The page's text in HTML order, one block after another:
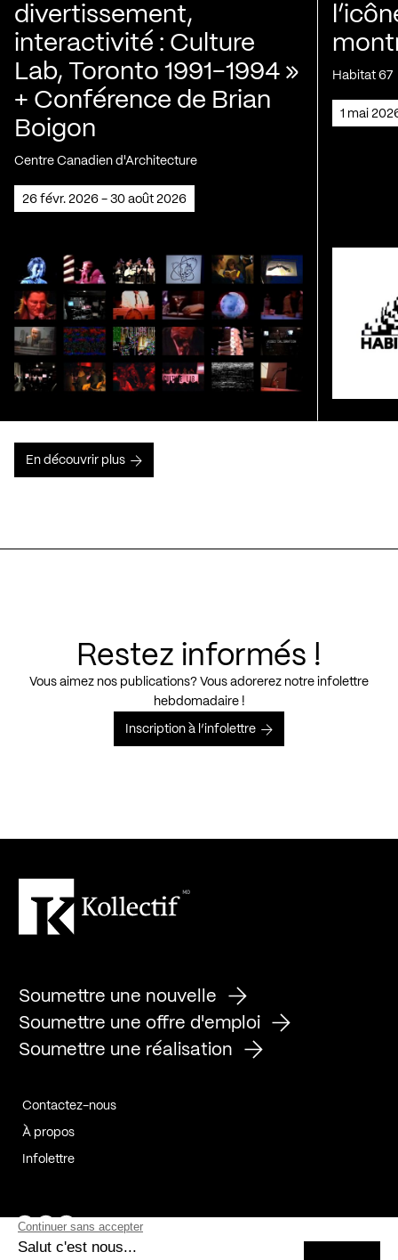
divertissement,
interactivité : Culture
Lab, Toronto 1991-1994 »
+ Conférence de Brian
Boigon
Centre Canadien d'Architecture
26 févr. 2026 - 30 août 2026
Habitat 67
1 mai
En découvrir plus
Restez informés !
Vous aimez nos publications? Vous adorerez notre infolettre
hebdomadaire !
Inscription à l’infolettre
Soumettre une nouvelle
Soumettre une offre d'emploi
Soumettre une réalisation
Contactez-nous
À propos
Infolettre
Page Facebook de Kollectif
Page Instagram de Kollectif
Page Linkedin de Kollectif